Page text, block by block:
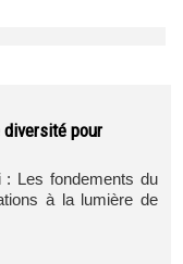
diversité pour
: Les fondements du
à la lumière de